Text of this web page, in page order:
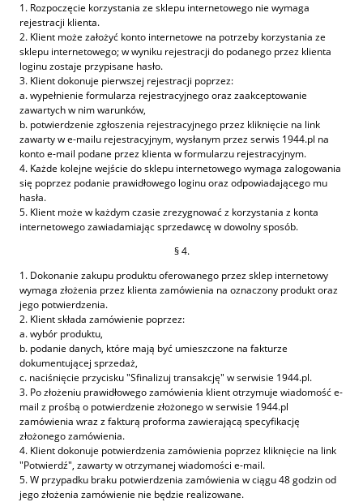
1. Rozpoczęcie korzystania ze sklepu internetowego nie wymaga
rejestracji klienta.
2. Klient może założyć konto internetowe na potrzeby korzystania ze
sklepu internetowego; w wyniku rejestracji do podanego przez klienta
loginu zostaje przypisane hasło.
3. Klient dokonuje pierwszej rejestracji poprzez:
a. wypełnienie formularza rejestracyjnego oraz zaakceptowanie
zawartych w nim warunków,
b. potwierdzenie zgłoszenia rejestracyjnego przez kliknięcie na link
zawarty w e-mailu rejestracyjnym, wysłanym przez serwis 1944.pl na
konto e-mail podane przez klienta w formularzu rejestracyjnym.
4. Każde kolejne wejście do sklepu internetowego wymaga zalogowania
się poprzez podanie prawidłowego loginu oraz odpowiadającego mu
hasła.
5. Klient może w każdym czasie zrezygnować z korzystania z konta
internetowego zawiadamiając sprzedawcę w dowolny sposób.
§ 4.
1. Dokonanie zakupu produktu oferowanego przez sklep internetowy
wymaga złożenia przez klienta zamówienia na oznaczony produkt oraz
jego potwierdzenia.
2. Klient składa zamówienie poprzez:
a. wybór produktu,
b. podanie danych, które mają być umieszczone na fakturze
dokumentującej sprzedaż,
c. naciśnięcie przycisku "Sfinalizuj transakcję" w serwisie 1944.pl.
3. Po złożeniu prawidłowego zamówienia klient otrzymuje wiadomość e-
mail z prośbą o potwierdzenie złożonego w serwisie 1944.pl
zamówienia wraz z fakturą proforma zawierającą specyfikację
złożonego zamówienia.
4. Klient dokonuje potwierdzenia zamówienia poprzez kliknięcie na link
"Potwierdź", zawarty w otrzymanej wiadomości e-mail.
5. W przypadku braku potwierdzenia zamówienia w ciągu 48 godzin od
jego złożenia zamówienie nie będzie realizowane.